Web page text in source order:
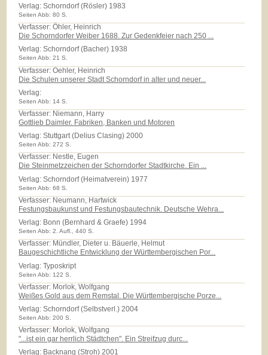
Verlag:Schorndorf (Rösler) 1983
Seiten Abb: 80 S.
Verfasser: Öhler, Heinrich
Die Schorndorfer Weiber 1688. Zur Gedenkfeier nach 250 ...
Verlag:Schorndorf (Bacher) 1938
Seiten Abb: 21 S.
Verfasser: Oehler, Heinrich
Die Schulen unserer Stadt Schorndorf in alter und neuer...
Verlag:
Seiten Abb: 14 S.
Verfasser: Niemann, Harry
Gottlieb Daimler. Fabriken, Banken und Motoren
Verlag:Stuttgart (Delius Clasing) 2000
Seiten Abb: 272 S.
Verfasser: Nestle, Eugen
Die Steinmetzzeichen der Schorndorfer Stadtkirche. Ein ...
Verlag:Schorndorf (Heimatverein) 1977
Seiten Abb: 68 S.
Verfasser: Neumann, Hartwick
Festungsbaukunst und Festungsbautechnik. Deutsche Wehra...
Verlag: Bonn (Bernhard & Graefe) 1994
Seiten Abb: 2. Aufl., 440 S.
Verfasser: Mündler, Dieter u. Bäuerle, Helmut
Baugeschichtliche Entwicklung der Württembergischen Por...
Verlag:Typoskript
Seiten Abb: 122 S.
Verfasser: Morlok, Wolfgang
Weißes Gold aus dem Remstal. Die Württembergische Porze...
Verlag:Schorndorf (Selbstverl.) 2004
Seiten Abb: 200 S.
Verfasser: Morlok, Wolfgang
"...ist ein gar herrlich Städtchen". Ein Streifzug durc...
Verlag: Backnang (Stroh) 2001